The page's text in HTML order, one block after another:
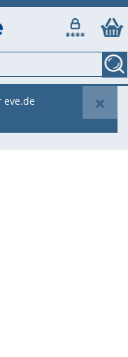
×